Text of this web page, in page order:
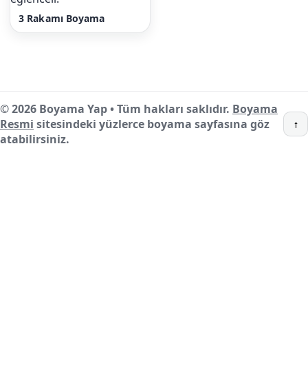
3 Rakamı Boyama
© 2026 Boyama Yap • Tüm hakları saklıdır. Boyama
Resmi sitesindeki yüzlerce boyama sayfasına göz
atabilirsiniz.
↑